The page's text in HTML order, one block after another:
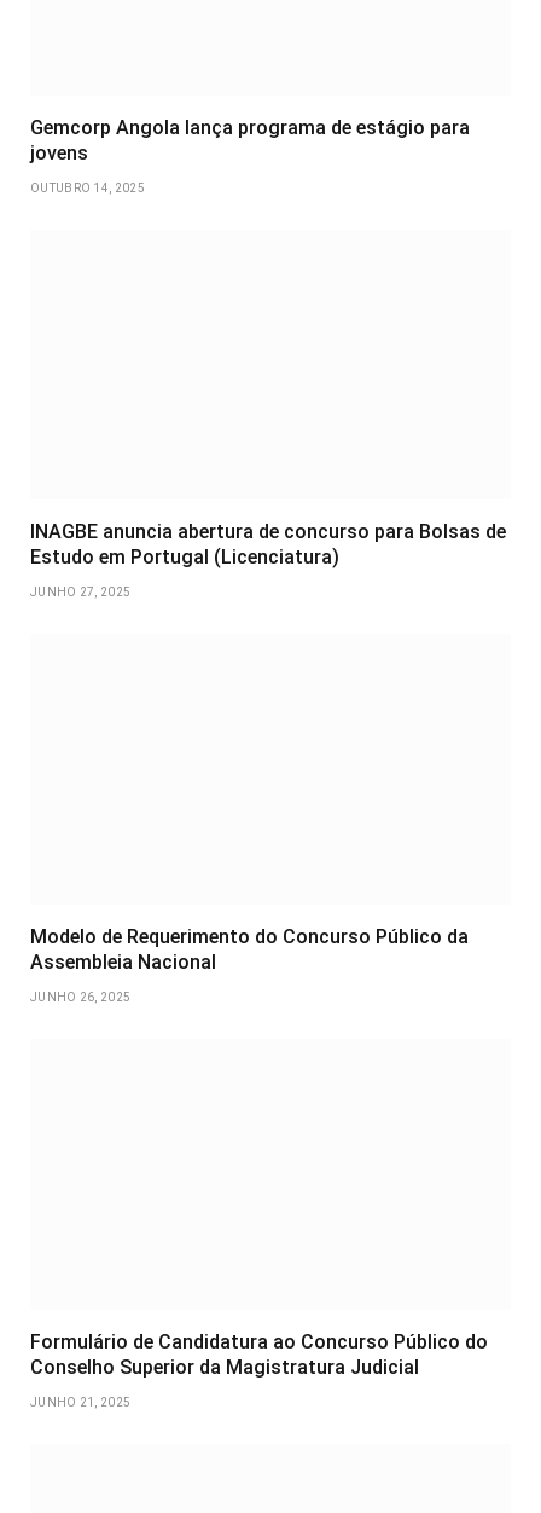
Gemcorp Angola lança programa de estágio para
jovens
OUTUBRO 14, 2025
INAGBE anuncia abertura de concurso para Bolsas de
Estudo em Portugal (Licenciatura)
JUNHO 27, 2025
Modelo de Requerimento do Concurso Público da
Assembleia Nacional
JUNHO 26, 2025
Formulário de Candidatura ao Concurso Público do
Conselho Superior da Magistratura Judicial
JUNHO 21, 2025